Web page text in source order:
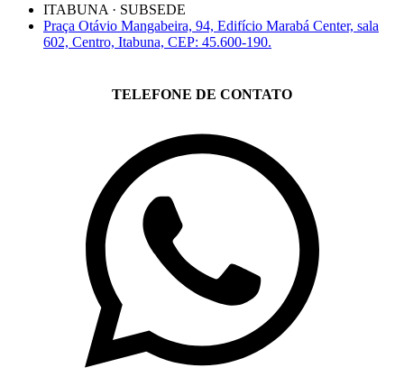
ITABUNA · SUBSEDE
Praça Otávio Mangabeira, 94, Edifício Marabá Center, sala
602, Centro, Itabuna, CEP: 45.600-190.
TELEFONE DE CONTATO